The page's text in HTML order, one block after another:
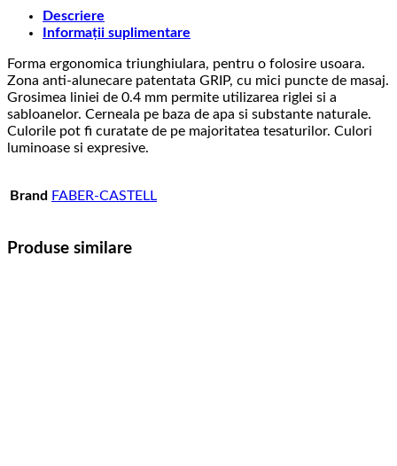
Descriere
Informații suplimentare
Forma ergonomica triunghiulara, pentru o folosire usoara.
Zona anti-alunecare patentata GRIP, cu mici puncte de masaj.
Grosimea liniei de 0.4 mm permite utilizarea riglei si a
sabloanelor. Cerneala pe baza de apa si substante naturale.
Culorile pot fi curatate de pe majoritatea tesaturilor. Culori
luminoase si expresive.
Brand FABER-CASTELL
Produse similare